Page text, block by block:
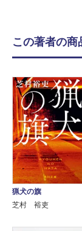
この著者の商
猟犬の旗
芝村 裕吏